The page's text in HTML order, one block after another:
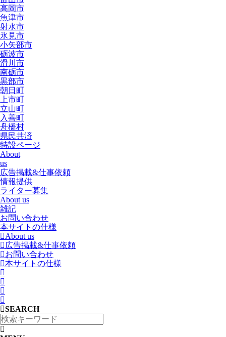
高岡市
魚津市
射水市
氷見市
小矢部市
砺波市
滑川市
南砺市
黒部市
朝日町
上市町
立山町
入善町
舟橋村
県民共済
特設ページ
About
us
広告掲載&仕事依頼
情報提供
ライター募集
About us
雑記
お問い合わせ
本サイトの仕様
About us
広告掲載&仕事依頼
お問い合わせ
本サイトの仕様
SEARCH